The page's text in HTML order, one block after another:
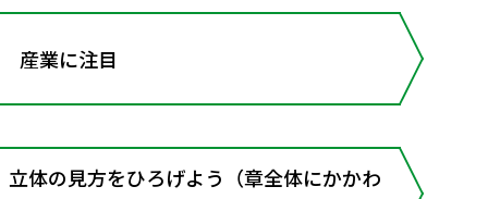
業に注目
体の見方をひろげよう（章全体にかかわ